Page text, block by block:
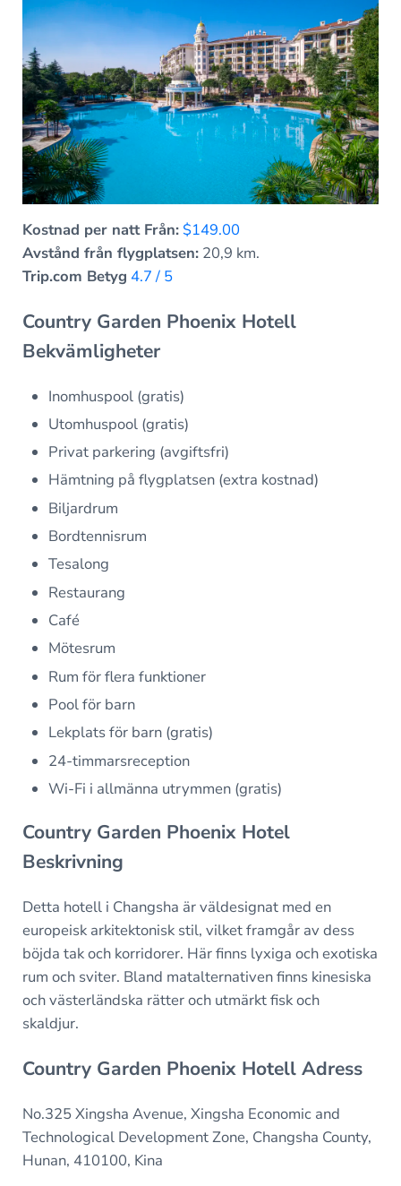
Kostnad per natt Från: $149.00
Avstånd från flygplatsen:20,9 km.
Trip.com Betyg 4.7 / 5
Country Garden Phoenix Hotell
Bekvämligheter
Inomhuspool (gratis)
Utomhuspool (gratis)
Privat parkering (avgiftsfri)
Hämtning på flygplatsen (extra kostnad)
Biljardrum
Bordtennisrum
Tesalong
Restaurang
Café
Mötesrum
Rum för flera funktioner
Pool för barn
Lekplats för barn (gratis)
24-timmarsreception
Wi-Fi i allmänna utrymmen (gratis)
Country Garden Phoenix Hotel
Beskrivning
Detta hotell i Changsha är väldesignat med en
europeisk arkitektonisk stil, vilket framgår av dess
böjda tak och korridorer. Här finns lyxiga och exotiska
rum och sviter. Bland matalternativen finns kinesiska
och västerländska rätter och utmärkt fisk och
skaldjur.
Country Garden Phoenix Hotell Adress
No.325 Xingsha Avenue, Xingsha Economic and
Technological Development Zone, Changsha County,
Hunan, 410100, Kina